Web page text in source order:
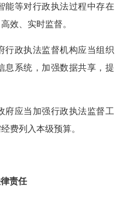
能等对行政执法过程中存在
效、实时监督。
行政执法监督机构应当组织
息系统，加强数据共享，提
应当加强行政执法监督工
费列入本级预算。
责任